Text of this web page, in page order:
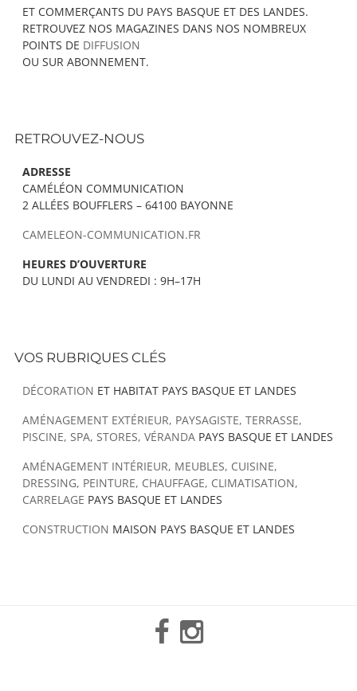
ET COMMERÇANTS DU PAYS BASQUE ET DES LANDES.
RETROUVEZ NOS MAGAZINES DANS NOS NOMBREUX
POINTS DE DIFFUSION
OU SUR ABONNEMENT.
RETROUVEZ-NOUS
ADRESSE
CAMÉLÉON COMMUNICATION
2 ALLÉES BOUFFLERS – 64100 BAYONNE
CAMELEON-COMMUNICATION.FR
HEURES D’OUVERTURE
DU LUNDI AU VENDREDI : 9H–17H
VOS RUBRIQUES CLÉS
DÉCORATION ET HABITAT PAYS BASQUE ET LANDES
AMÉNAGEMENT EXTÉRIEUR, PAYSAGISTE, TERRASSE,
PISCINE, SPA, STORES, VÉRANDA PAYS BASQUE ET LANDES
AMÉNAGEMENT INTÉRIEUR, MEUBLES, CUISINE,
DRESSING, PEINTURE, CHAUFFAGE, CLIMATISATION,
CARRELAGE PAYS BASQUE ET LANDES
CONSTRUCTION MAISON PAYS BASQUE ET LANDES
Facebook